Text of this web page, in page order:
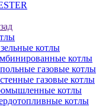
котлы
котлы
газовые котлы
газовые котлы
котлы
котлы